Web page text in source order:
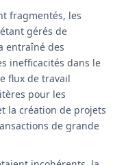
fragmentés, les
gérés de
entraîné des
inefficacités dans le
flux de travail
pour les
la création de projets
de grande